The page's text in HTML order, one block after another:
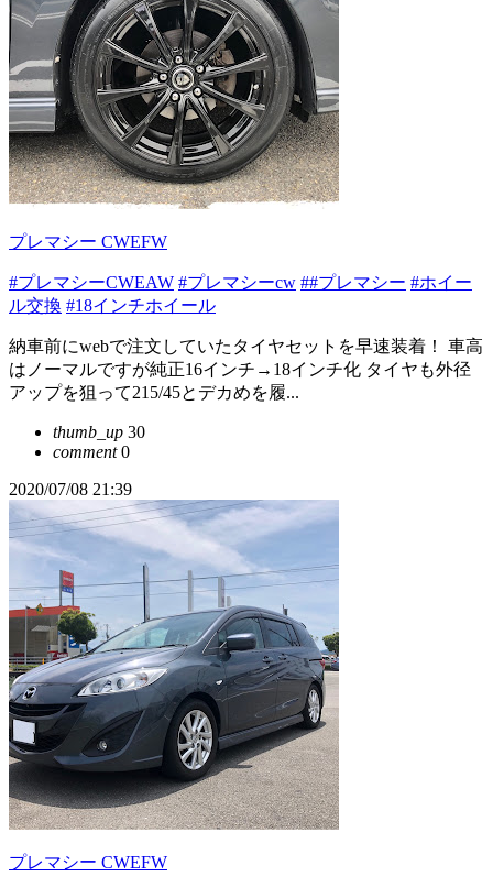
プレマシー CWEFW
#プレマシーCWEAW #プレマシーcw ##プレマシー #ホイー
ル交換 #18インチホイール
納車前にwebで注文していたタイヤセットを早速装着！ 車高
はノーマルですが純正16インチ→18インチ化 タイヤも外径
アップを狙って215/45とデカめを履...
thumb_up 30
comment0
2020/07/08 21:39
プレマシー CWEFW